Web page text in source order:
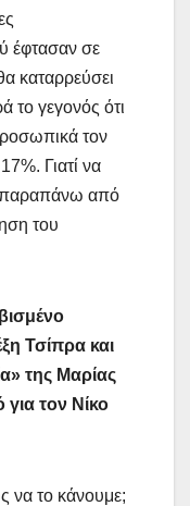
έφτασαν σε
καταρρεύσει
το γεγονός ότι
τον
Γιατί να
παραπάνω από
του
Τσίπρα και
της Μαρίας
για τον Νίκο
να το κάνουμε;